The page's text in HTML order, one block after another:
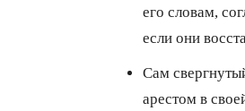
его словам,
если они
Сам
арестом в